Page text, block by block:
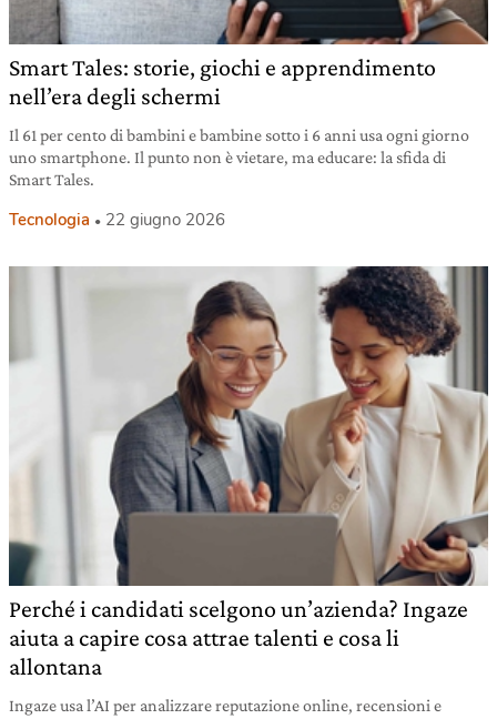
Smart Tales: storie, giochi e apprendimento
nell’era degli schermi
Il 61 per cento di bambini e bambine sotto i 6 anni usa ogni giorno
uno smartphone. Il punto non è vietare, ma educare: la sfida di
Smart Tales.
Tecnologia 22 giugno 2026
Perché i candidati scelgono un’azienda? Ingaze
aiuta a capire cosa attrae talenti e cosa li
allontana
Ingaze usa l’AI per analizzare reputazione online, recensioni e